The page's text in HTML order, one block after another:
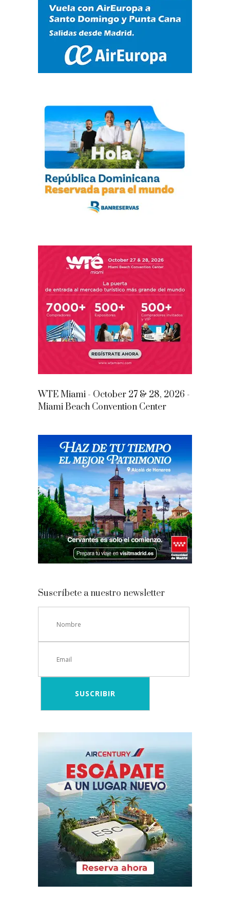
WTE Miami - October 27 & 28, 2026 -
Miami Beach Convention Center
Suscríbete a nuestro newsletter